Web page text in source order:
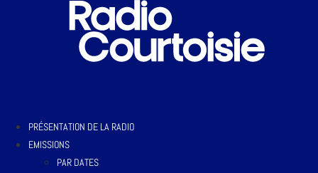
PRÉSENTATION DE LA RADIO
EMISSIONS
PAR DATES